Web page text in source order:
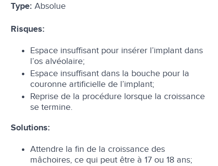
Type:Absolue
Risques:
Espace insuffisant pour insérer l’implant dans
l’os alvéolaire;
Espace insuffisant dans la bouche pour la
couronne artificielle de l’implant;
Reprise de la procédure lorsque la croissance
se termine.
Solutions:
Attendre la fin de la croissance des
mâchoires, ce qui peut être à 17 ou 18 ans;